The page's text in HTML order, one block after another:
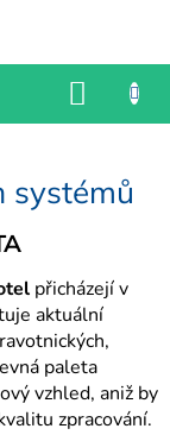
KOŠÍK
systémů
přicházejí v
aktuální
paleta
vzhled, aniž by
zpracování.